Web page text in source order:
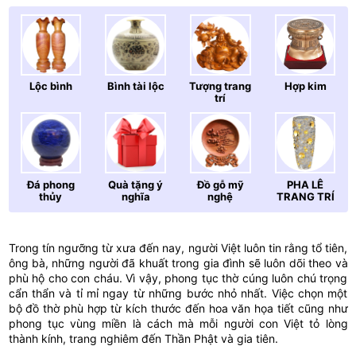
Lộc bình Bình tài lộc
Tượng trang
trí
Hợp kim
Đá phong
thủy
Quà tặng ý
nghĩa
Đồ gỗ mỹ
nghệ
PHA LÊ
TRANG TRÍ
Trong tín ngưỡng từ xưa đến nay, người Việt luôn tin rằng tổ tiên,
ông bà, những người đã khuất trong gia đình sẽ luôn dõi theo và
phù hộ cho con cháu. Vì vậy, phong tục thờ cúng luôn chú trọng
cẩn thẩn và tỉ mỉ ngay từ những bước nhỏ nhất. Việc chọn một
bộ đồ thờ phù hợp từ kích thước đến hoa văn họa tiết cũng như
phong tục vùng miền là cách mà mỗi người con Việt tỏ lòng
thành kính, trang nghiêm đến Thần Phật và gia tiên.